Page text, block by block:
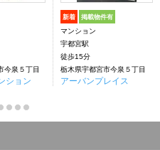
今泉５丁目
ション
新着 掲載物件有
マンション
宇都宮駅
徒歩15分
栃木県宇都宮市今泉５丁目
アーバンプレイス